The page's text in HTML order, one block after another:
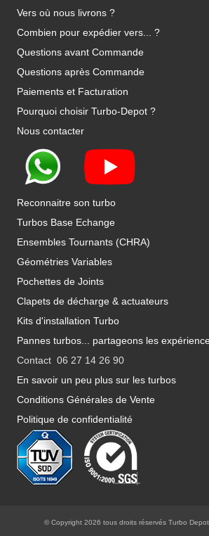
Vers où nous livrons ?
Combien pour expédier vers... ?
Questions avant Commande
Questions après Commande
Paiements et Facturation
Pourquoi choisir Turbo-Depot ?
Nous contacter
Reconnaitre son turbo
Turbos Base Echange
Ensembles Tournants (CHRA)
Géométries Variables
Pochettes de Joints
Clapets de décharge & actuateurs
Kits d'installation Turbo
Pannes turbos... partageons les
Contact 06 27 14 26 90
En savoir un peu plus sur les turbos
Conditions Générales de Vente
Politique de confidentialité
© Copyright 2026 tous droits réservés Turbo